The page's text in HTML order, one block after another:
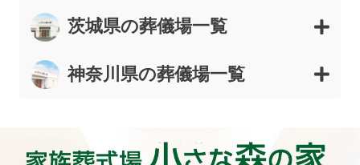
茨城県の葬儀場一覧
神奈川県の葬儀場一覧